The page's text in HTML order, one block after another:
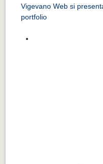
Vigevano Web si
portfolio